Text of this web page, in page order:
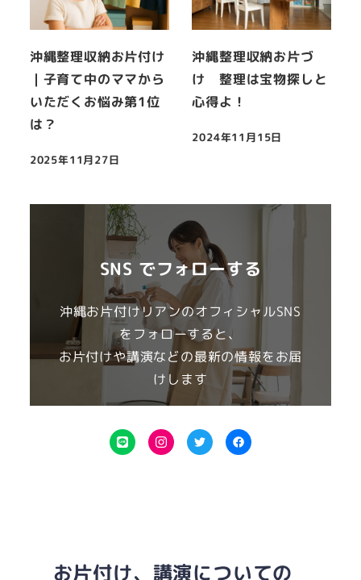
沖縄整理収納お片付け
｜子育て中のママから
いただくお悩み第1位
は？
投稿日
2025年11月27日
沖縄整理収納お片づ
け 整理は宝物探しと
心得よ！
投稿日
2024年11月15日
SNS でフォローする
沖縄お片付けリアンのオフィシャルSNS
をフォローすると、
お片付けや講演などの最新の情報をお届
けします
L
I
g
T
e
F
o
お片付け、講演についての